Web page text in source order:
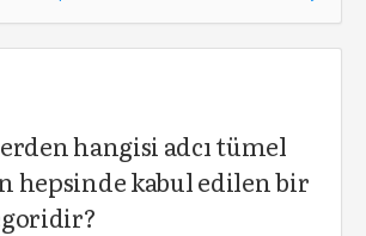
hangisi adcı tümel
hepsinde kabul edilen bir